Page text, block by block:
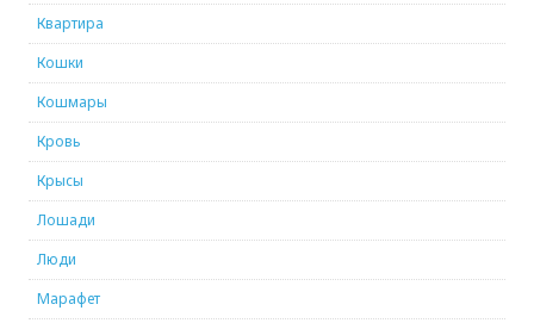
Квартира
Кошки
Кошмары
Кровь
Крысы
Лошади
Люди
Марафет